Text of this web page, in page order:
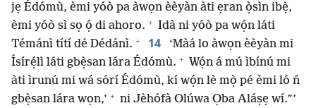
jẹ Édómù, èmi yóò pa àwọn èèyàn àti ẹran ọ̀sìn ibẹ̀,
èmi yóò sì sọ ọ́ di ahoro. + Idà ni yóò pa wọ́n láti
Témánì títí dé Dédánì. + 14
‘Màá lo àwọn èèyàn mi
Ísírẹ́lì láti gbẹ̀san lára Édómù. + Wọ́n á mú ìbínú mi
àti ìrunú mi wá sórí Édómù, kí wọ́n lè mọ̀ pé èmi ló ń
gbẹ̀san lára wọn,’ + ni Jèhófà Olúwa Ọba Aláṣẹ wí.”’